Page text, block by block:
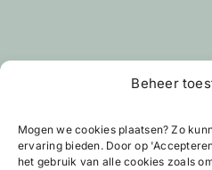
Beheer
Mogen we cookies plaatsen? Zo
ervaring bieden. Door op
het gebruik van alle cookies zoals